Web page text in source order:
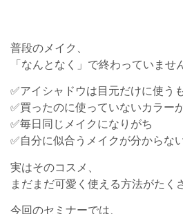
普段のメイク、
「なんとなく」で終わっていませ
✅アイシャドウは目元だけに使う
✅買ったのに使っていないカラー
✅毎日同じメイクになりがち
✅自分に似合うメイクが分からな
実はそのコスメ、
まだまだ可愛く使える方法がたく
今回のセミナーでは、